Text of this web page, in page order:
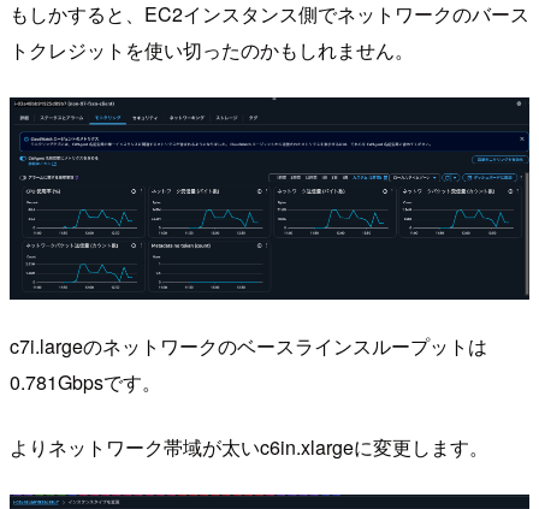
もしかすると、EC2インスタンス側でネットワークのバース
トクレジットを使い切ったのかもしれません。
c7i.largeのネットワークのベースラインスループットは
0.781Gbpsです。
よりネットワーク帯域が太いc6in.xlargeに変更します。